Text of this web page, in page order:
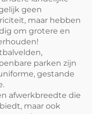
geen
maar hebben
om grotere en
parken zijn
gestande
afwerkbreedte die
maar ook